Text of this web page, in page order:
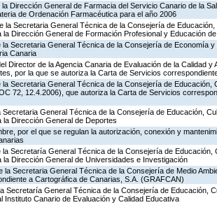
Dirección General de Farmacia del Servicio Canario de la
de Ordenación Farmacéutica para el año 2006
la Secretaria General Técnica de la Consejería de
Dirección General de Formación Profesional y Educación de
la Secretaria General Técnica de la Consejería de Economía
Canaria
Director de la Agencia Canaria de Evaluación de la Calidad
por la que se autoriza la Carta de Servicios
la Secretaria General Técnica de la Consejería de
72, 12.4.2006), que autoriza la Carta de Servicios
Secretaria General Técnica de la Consejería de Educación,
Dirección General de Deportes
por el que se regulan la autorización, conexión y
la Secretaría General Técnica de la Consejería de
Dirección General de Universidades e Investigación
la Secretaria General Técnica de la Consejería de Medio
a Cartográfica de Canarias, S.A. (GRAFCAN)
Secretaría General Técnica de la Consejería de Educación,
Instituto Canario de Evaluación y Calidad Educativa